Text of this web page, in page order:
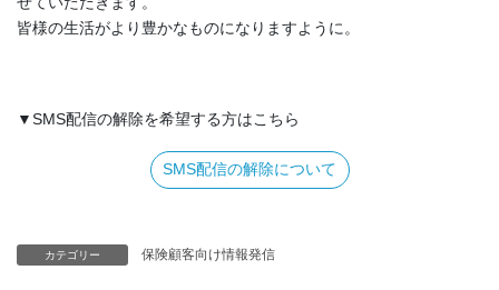
皆様の生活がより豊かなものになりますように。
▼SMS配信の解除を希望する方はこちら
SMS配信の解除について
カテゴリー 保険顧客向け情報発信